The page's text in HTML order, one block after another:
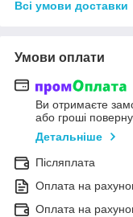
Всі умови доставки
Умови оплати
Ви отримаєте
або гроші
Детальніше
Післяплата
Оплата на
Оплата на